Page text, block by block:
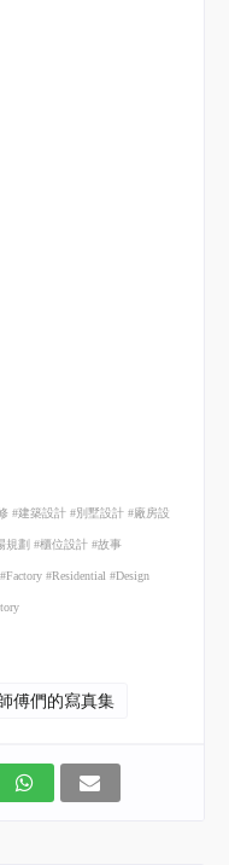
#建築設計 #別墅設計 #廠房設
規劃 #櫃位設計 #故事
#Residential #Design
傅們的寫真集